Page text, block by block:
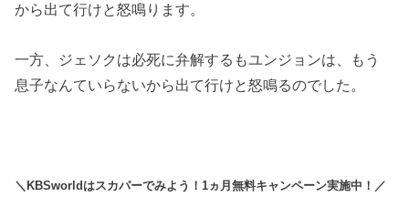
から出て行けと怒鳴り ます。
一方、ジェソクは必死に弁解するもユンジョンは、もう
息子なんていらないから出て行けと怒鳴るのでした。
＼KBSworldはスカパーでみよう！1ヵ月無料キャンペーン実施中！／